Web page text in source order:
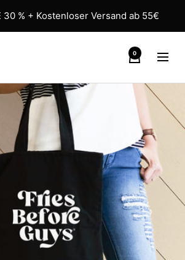
30 % + Kostenloser Versand ab 55€
Warenkorb
0